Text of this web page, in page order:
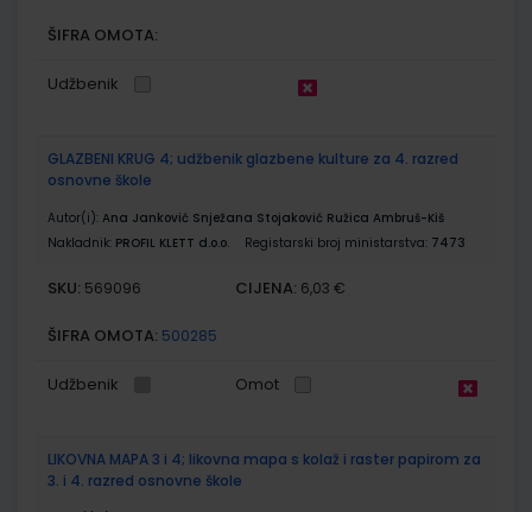
ŠIFRA OMOTA:
Udžbenik
GLAZBENI KRUG 4; udžbenik glazbene kulture za 4. razred
osnovne škole
Autor(i): Ana Janković Snježana Stojaković Ružica Ambruš-Kiš
Nakladnik: PROFIL KLETT d.o.o. Registarski broj ministarstva: 7473
SKU: 569096 CIJENA: 6,03 €
ŠIFRA OMOTA: 500285
Udžbenik Omot
LIKOVNA MAPA 3 i 4; likovna mapa s kolaž i raster papirom za
3. i 4. razred osnovne škole